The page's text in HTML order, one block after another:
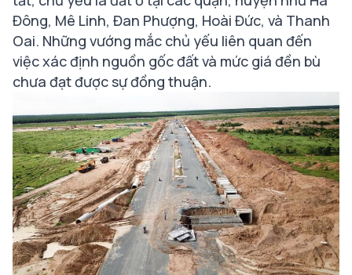
Đông, Mê Linh, Đan Phượng, Hoài Đức, và Thanh
Oai. Những vướng mắc chủ yếu liên quan đến
việc xác định nguồn gốc đất và mức giá đền bù
chưa đạt được sự đồng thuận.